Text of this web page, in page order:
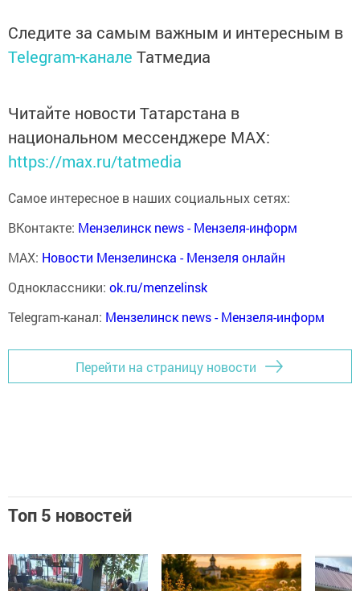
Следите за самым важным и интересным в
Telegram-канале Татмедиа
Читайте новости Татарстана в
национальном мессенджере MАХ:
https://max.ru/tatmedia
Самое интересное в наших социальных сетях:
ВКонтакте: Мензелинск news - Мензеля-информ
MAX: Новости Мензелинска - Мензеля онлайн
Одноклассники: ok.ru/menzelinsk
Telegram-канал: Мензелинск news - Мензеля-информ
Перейти на страницу новости
Топ 5 новостей